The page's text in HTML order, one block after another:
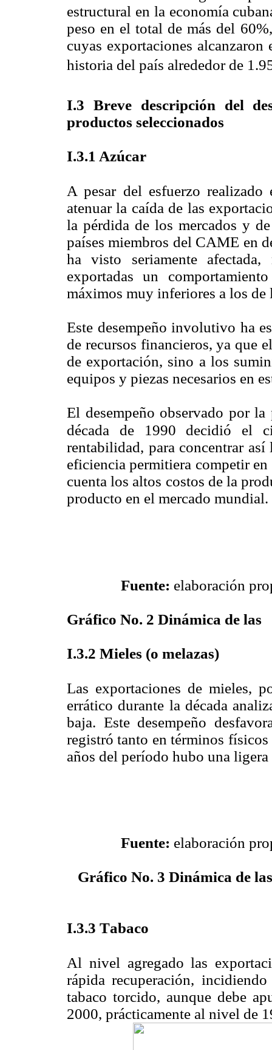
estructural en la economía
peso en el total de más del
cuyas exportaciones
historia del país alrededor de
I.3 Breve descripción del
productos seleccionados
I.3.1 Azúcar
A pesar del esfuerzo
atenuar la caída de las
la pérdida de los mercados y
países miembros del CAME en
ha visto seriamente afectada,
exportadas un
máximos muy inferiores a los de
Este desempeño involutivo ha
de recursos financieros, ya que
de exportación, sino a los
equipos y piezas necesarios en
El desempeño observado por
década de 1990 decidió el
rentabilidad, para concentrar
eficiencia permitiera competir
cuenta los altos costos de la
producto en el mercado mundial.
Fuente: elaboración
Gráfico No. 2 Dinámica de las
I.3.2 Mieles (o melazas)
Las exportaciones de mieles,
errático durante la década
baja. Este desempeño
registró tanto en términos
años del período hubo una
Fuente: elaboración
Gráfico No. 3 Dinámica de
I.3.3 Tabaco
Al nivel agregado las
rápida recuperación,
tabaco torcido, aunque debe
2000, prácticamente al nivel de